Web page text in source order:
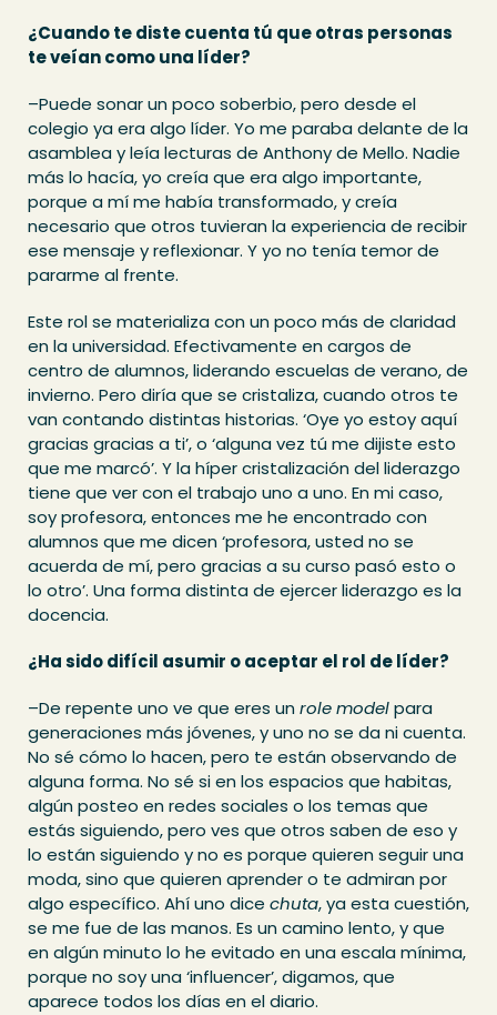
¿Cuando te diste cuenta tú que otras personas
te veían como una líder?
–Puede sonar un poco soberbio, pero desde el
colegio ya era algo líder. Yo me paraba delante de la
asamblea y leía lecturas de Anthony de Mello. Nadie
más lo hacía, yo creía que era algo importante,
porque a mí me había transformado, y creía
necesario que otros tuvieran la experiencia de recibir
ese mensaje y reflexionar. Y yo no tenía temor de
pararme al frente.
Este rol se materializa con un poco más de claridad
en la universidad. Efectivamente en cargos de
centro de alumnos, liderando escuelas de verano, de
invierno. Pero diría que se cristaliza, cuando otros te
van contando distintas historias. ‘Oye yo estoy aquí
gracias gracias a ti’, o ‘alguna vez tú me dijiste esto
que me marcó’. Y la híper cristalización del liderazgo
tiene que ver con el trabajo uno a uno. En mi caso,
soy profesora, entonces me he encontrado con
alumnos que me dicen ‘profesora, usted no se
acuerda de mí, pero gracias a su curso pasó esto o
lo otro’. Una forma distinta de ejercer liderazgo es la
docencia.
¿Ha sido difícil asumir o aceptar el rol de líder?
–De repente uno ve que eres un role modelpara
generaciones más jóvenes, y uno no se da ni cuenta.
No sé cómo lo hacen, pero te están observando de
alguna forma. No sé si en los espacios que habitas,
algún posteo en redes sociales o los temas que
estás siguiendo, pero ves que otros saben de eso y
lo están siguiendo y no es porque quieren seguir una
moda, sino que quieren aprender o te admiran por
algo específico. Ahí uno dice chuta, ya esta cuestión,
se me fue de las manos. Es un camino lento, y que
en algún minuto lo he evitado en una escala mínima,
porque no soy una ‘influencer’, digamos, que
aparece todos los días en el diario.